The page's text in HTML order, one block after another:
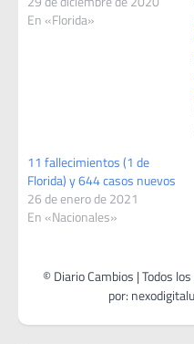
En «Florida»
11 fallecimientos (1 de
Florida) y 644 casos nuevos
26 de enero de 2021
En «Nacionales»